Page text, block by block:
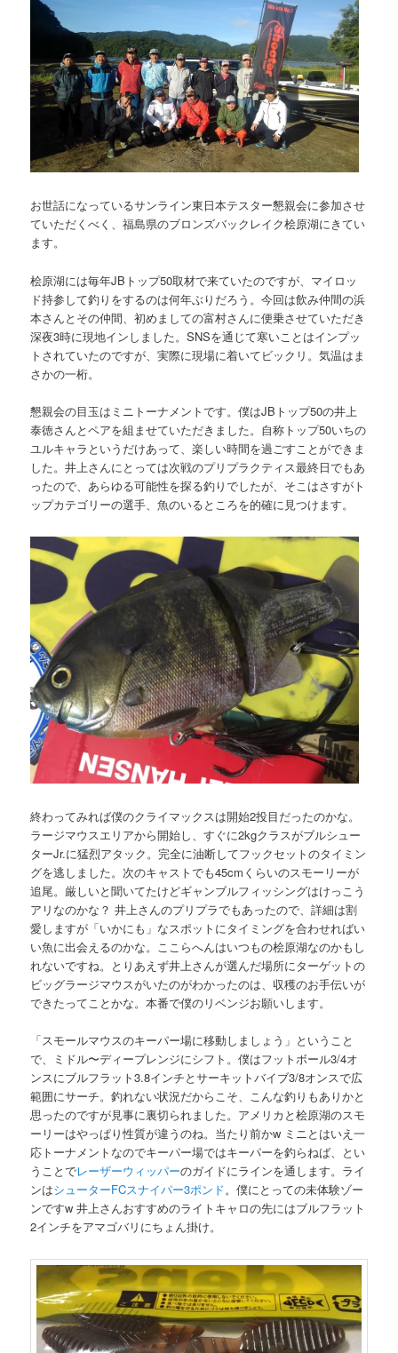
お世話になっているサンライン東日本テスター懇親会に参加させ
ていただくべく、福島県のブロンズバックレイク桧原湖にきてい
ます。
桧原湖には毎年JBトップ50取材で来ていたのですが、マイロッ
ド持参して釣りをするのは何年ぶりだろう。今回は飲み仲間の浜
本さんとその仲間、初めましての富村さんに便乗させていただき
深夜3時に現地インしました。SNSを通じて寒いことはインプッ
トされていたのですが、実際に現場に着いてビックリ。気温はま
さかの一桁。
懇親会の目玉はミニトーナメントです。僕はJBトップ50の井上
泰徳さんとペアを組ませていただきました。自称トップ50いちの
ユルキャラというだけあって、楽しい時間を過ごすことができま
した。井上さんにとっては次戦のプリプラクティス最終日でもあ
ったので、あらゆる可能性を探る釣りでしたが、そこはさすがト
ップカテゴリーの選手、魚のいるところを的確に見つけます。
終わってみれば僕のクライマックスは開始2投目だったのかな。
ラージマウスエリアから開始し、すぐに2kgクラスがブルシュー
ターJr.に猛烈アタック。完全に油断してフックセットのタイミン
グを逃しました。次のキャストでも45cmくらいのスモーリーが
追尾。厳しいと聞いてたけどギャンブルフィッシングはけっこう
アリなのかな？ 井上さんのプリプラでもあったので、詳細は割
愛しますが「いかにも」なスポットにタイミングを合わせればい
い魚に出会えるのかな。ここらへんはいつもの桧原湖なのかもし
れないですね。とりあえず井上さんが選んだ場所にターゲットの
ビッグラージマウスがいたのがわかったのは、収穫のお手伝いが
できたってことかな。本番で僕のリベンジお願いします。
「スモールマウスのキーパー場に移動しましょう」ということ
で、ミドル〜ディープレンジにシフト。僕はフットボール3/4オ
ンスにブルフラット3.8インチとサーキットバイブ3/8オンスで広
範囲にサーチ。釣れない状況だからこそ、こんな釣りもありかと
思ったのですが見事に裏切られました。アメリカと桧原湖のスモ
ーリーはやっぱり性質が違うのね。当たり前かw ミニとはいえ一
応トーナメントなのでキーパー場ではキーパーを釣らねば、とい
うことでレーザーウィッパーのガイドにラインを通します。ライ
ンはシューターFCスナイパー3ポンド。僕にとっての未体験ゾー
ンですw 井上さんおすすめのライトキャロの先にはブルフラット
2インチをアマゴバリにちょん掛け。